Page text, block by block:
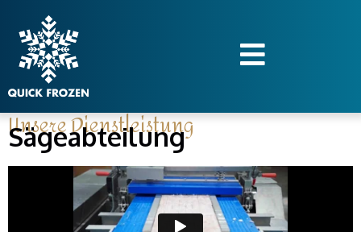
Unsere Dienstleistung
Sägeabteilung